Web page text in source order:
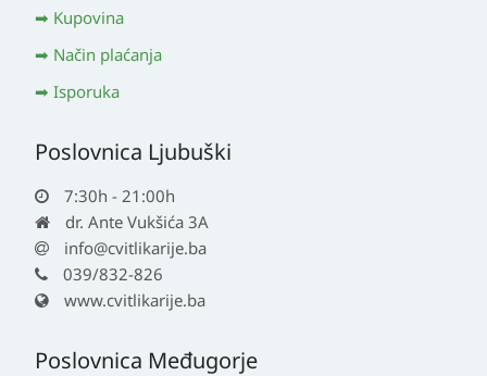
Kupovina
Način plaćanja
Isporuka
Poslovnica Ljubuški
7:30h - 21:00h
dr. Ante Vukšića 3A
info@cvitlikarije.ba
039/832-826
www.cvitlikarije.ba
Poslovnica Međugorje